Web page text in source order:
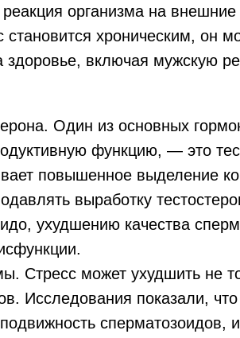
организма на
становится хроническим, он
здоровье, включая мужскую
Один из основных
функцию, — это
повышенное выделение
выработку
ухудшению качества
Стресс может ухудшить не
Исследования показали,